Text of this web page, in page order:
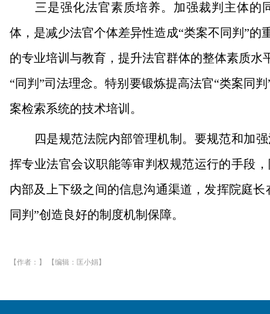
三是强化法官素质培养。加强裁判主体的
体，是减少法官个体差异性造成“类案不同判”
的专业培训与教育，提升法官群体的整体素质
“同判”司法理念。特别要锻炼提高法官“类案同
案检索系统的技术培训。
四是规范法院内部管理机制。要规范和加强
挥专业法官会议职能等审判权规范运行的手段
内部及上下级之间的信息沟通渠道，发挥院庭
同判”创造良好的制度机制保障。
【作者：】 【编辑：匡小娟】